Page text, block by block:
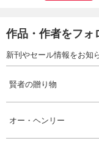
作品・作者をフォ
新刊やセール情報をお知
賢者の贈り物
オー・ヘンリー